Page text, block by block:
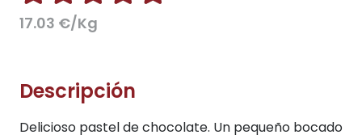
Valorado con
17.03 €/Kg
Descripción
Delicioso pastel de chocolate. Un pequeño bocado